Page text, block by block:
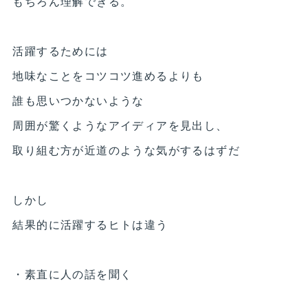
活躍するためには
地味なことをコツコツ進めるよりも
誰も思いつかないような
周囲が驚くようなアイディアを見出し、
取り組む方が近道のような気がするはずだ
しかし
結果的に活躍するヒトは違う
・素直に人の話を聞く